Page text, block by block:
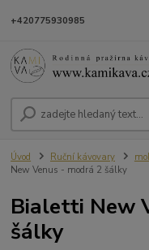
+420775930985
Úvod Ruční kávovary
New Venus - modrá 2 šálky
Bialetti New
šálky